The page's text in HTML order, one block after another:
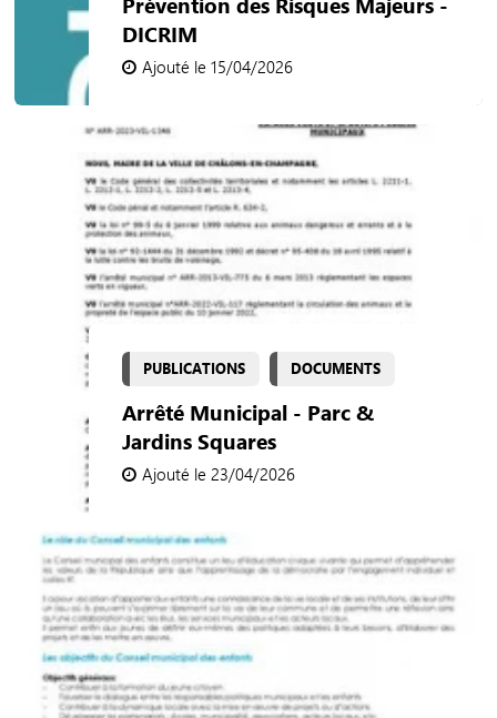
DICRIM
Ajouté le 15/04/2026
PUBLICATIONS DOCUMENTS
Arrêté Municipal - Parc &
Jardins Squares
Ajouté le 23/04/2026